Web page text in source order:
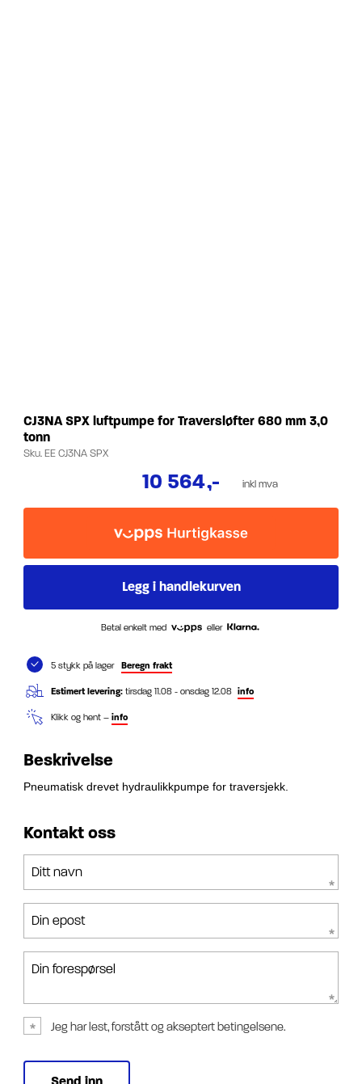
CJ3NA SPX luftpumpe for Traversløfter 680 mm 3,0
tonn
Sku.EE CJ3NA SPX
10 564,- inkl mva
Betal enkelt med eller
5 stykk på lager Beregn frakt
Estimert levering: tirsdag 11.08 - onsdag 12.08 info
Klikk og hent – info
Beskrivelse
Pneumatisk drevet hydraulikkpumpe for traversjekk.
Kontakt oss
Ditt navn
Din epost
Din forespørsel
Jeg har lest, forstått og akseptert betingelsene.